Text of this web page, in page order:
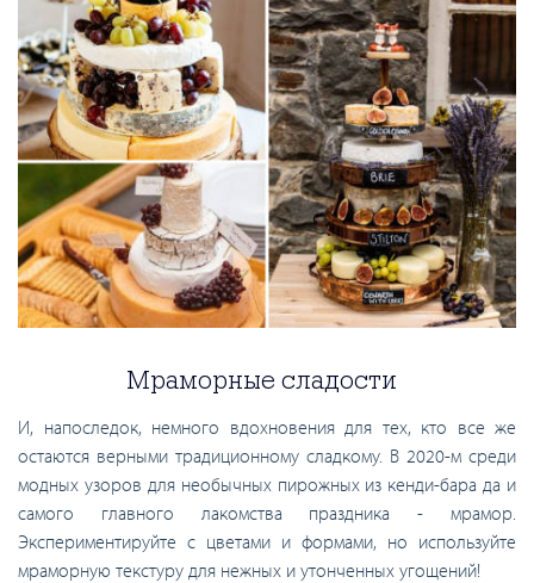
Мраморные сладости
И, напоследок, немного вдохновения для тех, кто все же
остаются верными традиционному сладкому. В 2020-м среди
модных узоров для необычных пирожных из кенди-бара да и
самого главного лакомства праздника - мрамор.
Экспериментируйте с цветами и формами, но используйте
мраморную текстуру для нежных и утонченных угощений!